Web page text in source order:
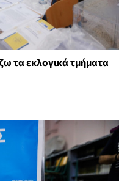
τα εκλογικά τμήματα